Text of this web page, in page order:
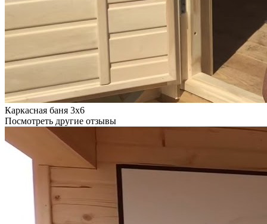
Каркасная баня 3х6
Посмотреть другие отзывы